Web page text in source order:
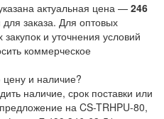
актуальная цена — 246
заказа. Для оптовых
и уточнения условий
коммерческое
цену и наличие?
наличие, срок поставки или
на CS-TRHPU-80,